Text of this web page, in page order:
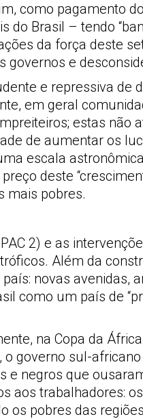
como pagamento
Brasil – tendo
da força deste
e
e repressiva de
em geral
estas não
de aumentar os
escala
deste
mais pobres.
2) e as
Além da
novas avenidas,
como um país de
na Copa da
governo sul-
e negros que
aos trabalhadores:
os pobres das